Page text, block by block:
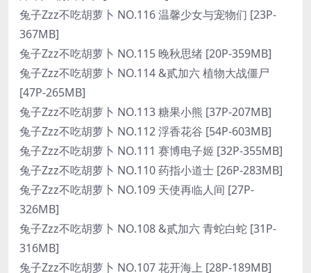
兔子Zzz不吃胡萝卜 NO.116 温馨少女与宠物们 [23P-
367MB]
兔子Zzz不吃胡萝卜 NO.115 晚秋思绪 [20P-359MB]
兔子Zzz不吃胡萝卜 NO.114 &贰加六 植物大战僵尸
[47P-265MB]
兔子Zzz不吃胡萝卜 NO.113 糖果小熊 [37P-207MB]
兔子Zzz不吃胡萝卜 NO.112 浮香花谷 [54P-603MB]
兔子Zzz不吃胡萝卜 NO.111 赛博电子姬 [32P-355MB]
兔子Zzz不吃胡萝卜 NO.110 药指小道士 [26P-283MB]
兔子Zzz不吃胡萝卜 NO.109 天使再临人间 [27P-
326MB]
兔子Zzz不吃胡萝卜 NO.108 &贰加六 青蛇白蛇 [31P-
316MB]
兔子Zzz不吃胡萝卜 NO.107 花开海上 [28P-189MB]